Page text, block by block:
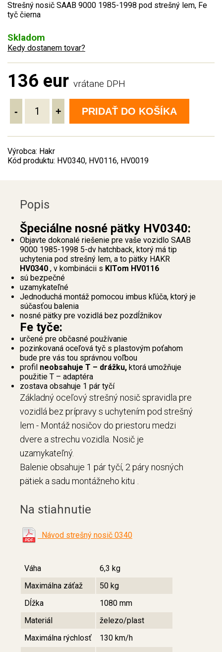
Strešný nosič SAAB 9000 1985-1998 pod strešný lem, Fe
tyč čierna
Skladom
Kedy dostanem tovar?
136 eur vrátane DPH
- + PRIDAŤ DO KOŠÍKA
Výrobca: Hakr
Kód produktu: HV0340, HV0116, HV0019
Popis
Špeciálne nosné pätky HV0340:
Objavte dokonalé riešenie pre vaše vozidlo SAAB
9000 1985-1998 5-dv hatchback, ktorý má tip
uchytenia pod strešný lem, a to pätky HAKR
HV0340 , v kombinácii s KITom HV0116
sú bezpečné
uzamykateľné
Jednoduchá montáž pomocou imbus kľúča, ktorý je
súčasťou balenia
nosné pätky pre vozidlá bez pozdĺžnikov
Fe tyče:
určené pre občasné používanie
pozinkovaná oceľová tyč s plastovým poťahom
bude pre vás tou správnou voľbou
profil neobsahuje T – drážku, ktorá umožňuje
použitie T – adaptéra
zostava obsahuje 1 pár tyčí
Základný oceľový strešný nosič spravidla pre
vozidlá bez prípravy s uchytením pod strešný
lem - Montáž nosičov do priestoru medzi
dvere a strechu vozidla. Nosič je
uzamykateľný.
Balenie obsahuje 1 pár tyčí, 2 páry nosných
pätiek a sadu montážneho kitu .
Na stiahnutie
Návod strešný nosič 0340
Váha
6,3 kg
Maximálna záťaž
50 kg
Dĺžka
1080 mm
Materiál
železo/plast
Maximálna rýchlosť
130 km/h